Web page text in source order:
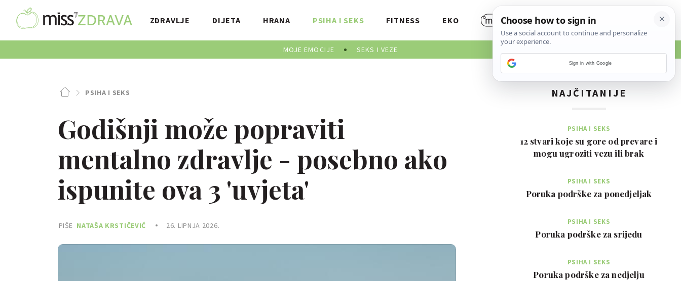
ZDRAVLJE DIJETA HRANA PSIHA I SEKS
MOJE EMOCIJE SEKS I VEZE
FITNESS EKO
PSIHA I SEKS
Godišnji može popraviti
mentalno zdravlje - posebno ako
ispunite ova 3 'uvjeta'
PIŠE NATAŠA KRSTIČEVIĆ 26. LIPNJA 2026.
NAJČITANIJE
PSIHA I SEKS
12 stvari koje su gore od prevare i
mogu ugroziti vezu ili brak
PSIHA I SEKS
Poruka podrške za ponedjeljak
PSIHA I SEKS
Poruka podrške za srijedu
PSIHA I SEKS
Poruka podrške za nedjelju
Sign in with Google